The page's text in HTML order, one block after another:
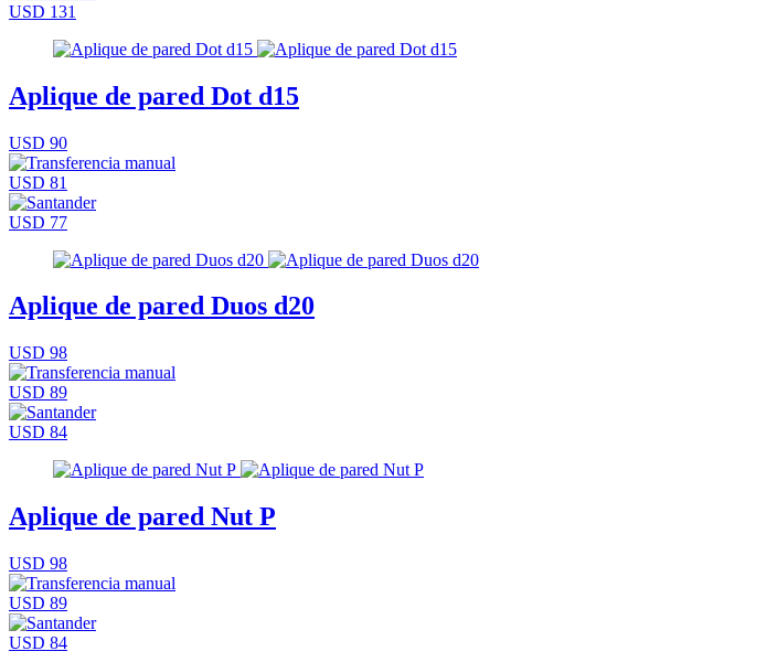
USD 131
Aplique de pared Dot d15
USD 90
USD 81
USD 77
Aplique de pared Duos d20
USD 98
USD 89
USD 84
Aplique de pared Nut P
USD 98
USD 89
USD 84